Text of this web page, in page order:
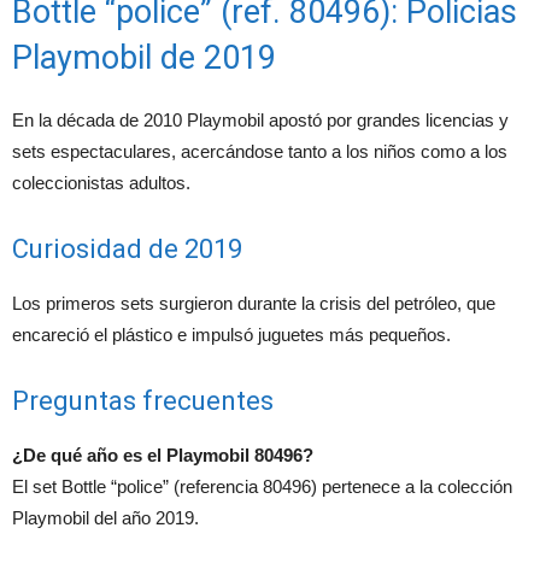
Bottle “police” (ref. 80496): Policias
Playmobil de 2019
En la década de 2010 Playmobil apostó por grandes licencias y
sets espectaculares, acercándose tanto a los niños como a los
coleccionistas adultos.
Curiosidad de 2019
Los primeros sets surgieron durante la crisis del petróleo, que
encareció el plástico e impulsó juguetes más pequeños.
Preguntas frecuentes
¿De qué año es el Playmobil 80496?
El set Bottle “police” (referencia 80496) pertenece a la colección
Playmobil del año 2019.